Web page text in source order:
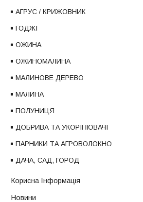
АГРУС / КРИЖОВНИК
ГОДЖІ
ОЖИНА
ОЖИНОМАЛИНА
МАЛИНОВЕ ДЕРЕВО
МАЛИНА
ПОЛУНИЦЯ
ДОБРИВА ТА УКОРІНЮВАЧІ
ПАРНИКИ ТА АГРОВОЛОКНО
ДАЧА, САД, ГОРОД
Корисна Інформація
Новини